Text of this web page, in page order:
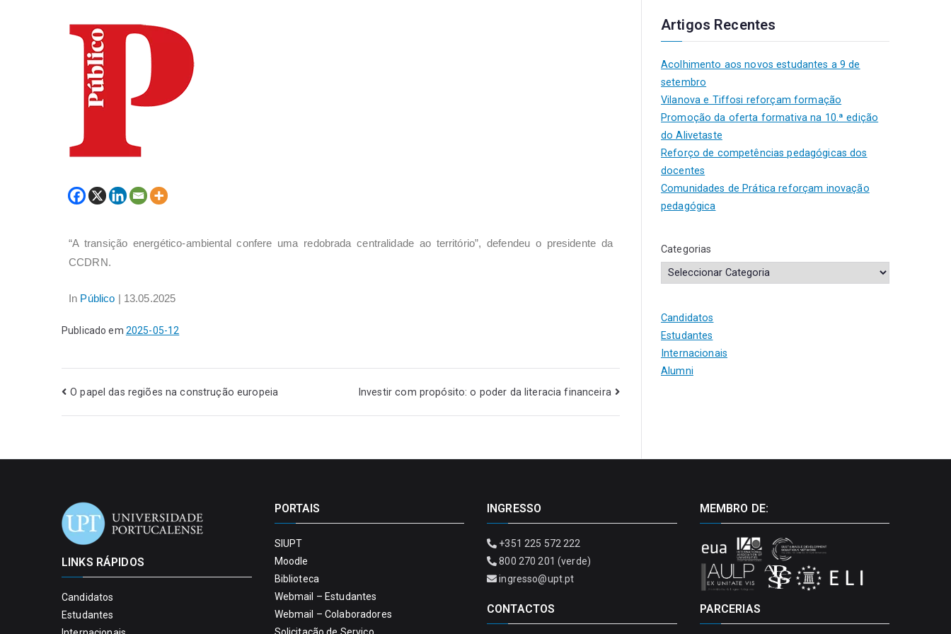
“A transição energético-ambiental confere uma redobrada centralidade ao território”, defendeu o presidente da
CCDRN.
In Público | 13.05.2025
Publicado em 2025-05-12
O papel das regiões na construção europeia Investir com propósito: o poder da literacia financeira
Artigos Recentes
Acolhimento aos novos estudantes a 9 de
setembro
Vilanova e Tiffosi reforçam formação
Promoção da oferta formativa na 10.ª edição
do Alivetaste
Reforço de competências pedagógicas dos
docentes
Comunidades de Prática reforçam inovação
pedagógica
Categorias
Candidatos
Estudantes
Internacionais
Alumni
LINKS RÁPIDOS
Candidatos
Estudantes
PORTAIS
SIUPT
Moodle
Biblioteca
Webmail – Estudantes
Webmail – Colaboradores
INGRESSO
+351 225 572 222
800 270 201 (verde)
ingresso@upt.pt
CONTACTOS
MEMBRO DE:
PARCERIAS